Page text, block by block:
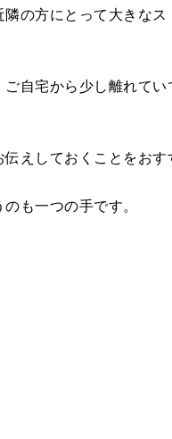
の方にとって大きなス
自宅から少し離れてい
えしておくことをおす
も一つの手です。